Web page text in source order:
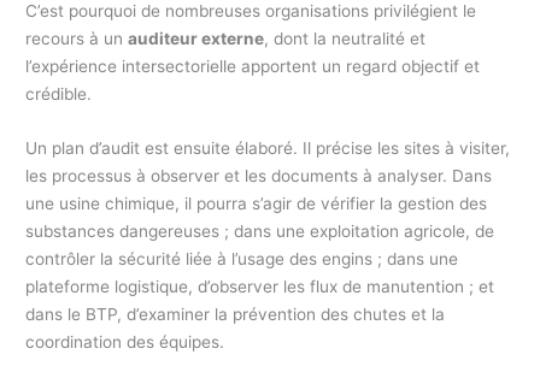
C’est pourquoi de nombreuses organisations privilégient le
recours à unauditeur externe, dont la neutralité et
l’expérience intersectorielle apportent un regard objectif et
crédible.
Un plan d’audit est ensuite élaboré. Il précise les sites à visiter,
les processus à observer et les documents à analyser. Dans
une usine chimique, il pourra s’agir de vérifier la gestion des
substances dangereuses ; dans une exploitation agricole, de
contrôler la sécurité liée à l’usage des engins ; dans une
plateforme logistique, d’observer les flux de manutention ; et
dans le BTP, d’examiner la prévention des chutes et la
coordination des équipes.